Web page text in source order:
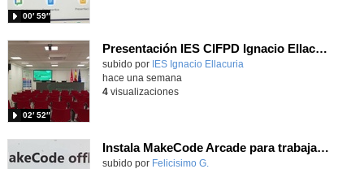
00′ 59″
Presentación IES CIFPD Ignacio Ellacuría
Contenido educativo.
subido por IES Ignacio Ellacuria
02′ 52″
hace una semana
4visualizaciones
Instala MakeCode Arcade para trabajar offline en tu tablet, ordenador, Chromebook
Contenido educativo.
subido por Felicisimo G.